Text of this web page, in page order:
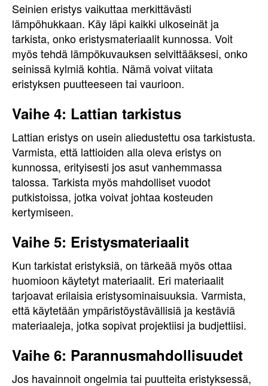
Seinien eristys vaikuttaa merkittävästi
lämpöhukkaan. Käy läpi kaikki ulkoseinät ja
tarkista, onko eristysmateriaalit kunnossa. Voit
myös tehdä lämpökuvauksen selvittääksesi, onko
seinissä kylmiä kohtia. Nämä voivat viitata
eristyksen puutteeseen tai vaurioon.
Vaihe 4: Lattian tarkistus
Lattian eristys on usein aliedustettu osa tarkistusta.
Varmista, että lattioiden alla oleva eristys on
kunnossa, erityisesti jos asut vanhemmassa
talossa. Tarkista myös mahdolliset vuodot
putkistoissa, jotka voivat johtaa kosteuden
kertymiseen.
Vaihe 5: Eristysmateriaalit
Kun tarkistat eristyksiä, on tärkeää myös ottaa
huomioon käytetyt materiaalit. Eri materiaalit
tarjoavat erilaisia eristysominaisuuksia. Varmista,
että käytetään ympäristöystävällisiä ja kestäviä
materiaaleja, jotka sopivat projektiisi ja budjettiisi.
Vaihe 6: Parannusmahdollisuudet
Jos havainnoit ongelmia tai puutteita eristyksessä,